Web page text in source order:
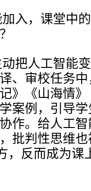
入，课堂中
把人工智能
、审校任务
》《山海情
案例，引导
作。给人工智
批判性思维
，反而成为课